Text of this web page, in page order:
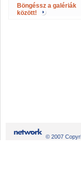
Böngéssz a galériák
között!
© 2007